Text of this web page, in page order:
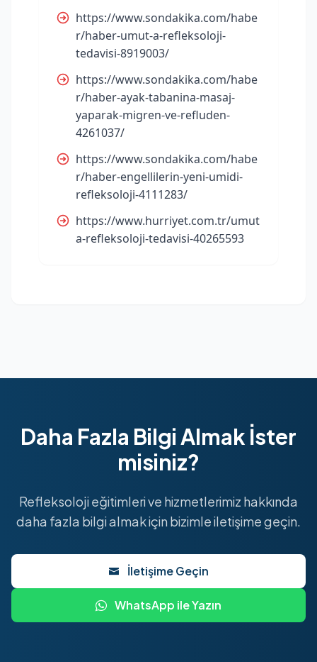
https://www.sondakika.com/habe
r/haber-umut-a-refleksoloji-
tedavisi-8919003/
https://www.sondakika.com/habe
r/haber-ayak-tabanina-masaj-
yaparak-migren-ve-refluden-
4261037/
https://www.sondakika.com/habe
r/haber-engellilerin-yeni-umidi-
refleksoloji-4111283/
https://www.hurriyet.com.tr/umut
a-refleksoloji-tedavisi-40265593
Daha Fazla Bilgi Almak İster
misiniz?
Refleksoloji eğitimleri ve hizmetlerimiz hakkında
daha fazla bilgi almak için bizimle iletişime geçin.
İletişime Geçin
WhatsApp ile Yazın